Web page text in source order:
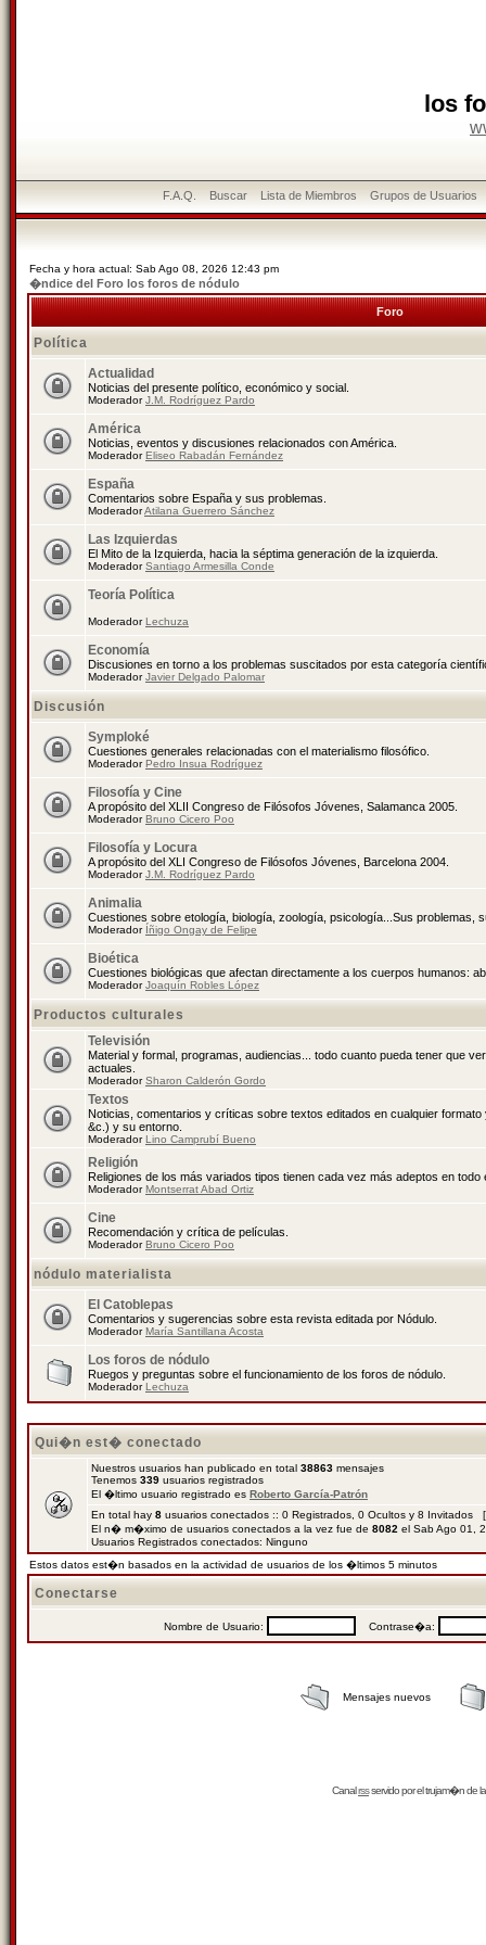
los
F.A.Q. Buscar Lista de Miembros Grupos de Usuarios
Fecha y hora actual: Sab Ago 08, 2026 12:43 pm
�ndice del Foro los foros de nódulo
Foro
Política
Actualidad
Noticias del presente político, económico y social.
ModeradorJ.M. Rodríguez Pardo
América
Noticias, eventos y discusiones relacionados con América.
ModeradorEliseo Rabadán Fernández
España
Comentarios sobre España y sus problemas.
ModeradorAtilana Guerrero Sánchez
Las Izquierdas
El Mito de la Izquierda, hacia la séptima generación de la izquierda.
ModeradorSantiago Armesilla Conde
Teoría Política
ModeradorLechuza
Economía
Discusiones en torno a los problemas suscitados por esta categoría
ModeradorJavier Delgado Palomar
Discusión
Symploké
Cuestiones generales relacionadas con el materialismo filosófico.
ModeradorPedro Insua Rodríguez
Filosofía y Cine
A propósito del XLII Congreso de Filósofos Jóvenes, Salamanca 2005.
ModeradorBruno Cicero Poo
Filosofía y Locura
A propósito del XLI Congreso de Filósofos Jóvenes, Barcelona 2004.
ModeradorJ.M. Rodríguez Pardo
Animalia
Cuestiones sobre etología, biología, zoología, psicología...Sus problemas,
Moderador Íñigo Ongay de Felipe
Bioética
Cuestiones biológicas que afectan directamente a los cuerpos humanos:
ModeradorJoaquín Robles López
Productos culturales
Televisión
Material y formal, programas, audiencias... todo cuanto pueda tener que
actuales.
ModeradorSharon Calderón Gordo
Textos
Noticias, comentarios y críticas sobre textos editados en cualquier
&c.) y su entorno.
ModeradorLino Camprubí Bueno
Religión
Religiones de los más variados tipos tienen cada vez más adeptos en todo
ModeradorMontserrat Abad Ortiz
Cine
Recomendación y crítica de películas.
ModeradorBruno Cicero Poo
nódulo materialista
El Catoblepas
Comentarios y sugerencias sobre esta revista editada por Nódulo.
ModeradorMaría Santillana Acosta
Los foros de nódulo
Ruegos y preguntas sobre el funcionamiento de los foros de nódulo.
ModeradorLechuza
Qui�n est� conectado
Nuestros usuarios han publicado en total 38863 mensajes
Tenemos 339 usuarios registrados
El �ltimo usuario registrado es Roberto García-Patrón
En total hay 8 usuarios conectados :: 0 Registrados, 0 Ocultos y 8 Invitados
El n� m�ximo de usuarios conectados a la vez fue de 8082 el Sab Ago 01,
Usuarios Registrados conectados: Ninguno
Estos datos est�n basados en la actividad de usuarios de los �ltimos 5 minutos
Conectarse
Nombre de Usuario: Contrase�a:
Mensajes nuevos
Canalrssservido por eltrujam�nde